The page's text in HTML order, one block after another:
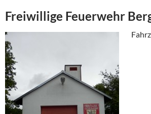
Freiwillige Feuerwehr